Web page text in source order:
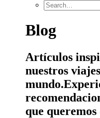
Blog
Artículos
nuestros
mundo.
que